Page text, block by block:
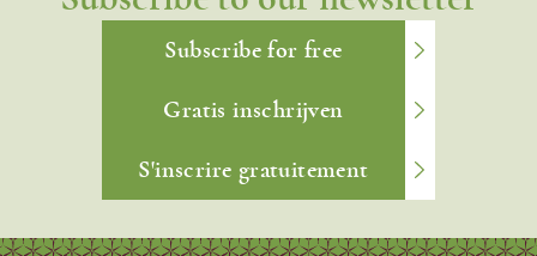
Subscribe for free
Gratis inschrijven
S'inscrire gratuitement